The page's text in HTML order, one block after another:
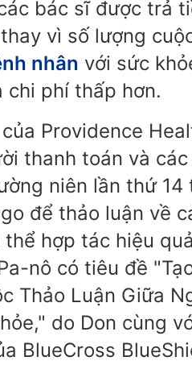
bác sĩ được trả
vì số lượng
nhân với sức
chi phí thấp hơn.
Providence
thanh toán và
niên lần thứ 14
để thảo luận về
hợp tác hiệu
nô có tiêu đề
Thảo Luận Giữa
do Don cùng
BlueCross